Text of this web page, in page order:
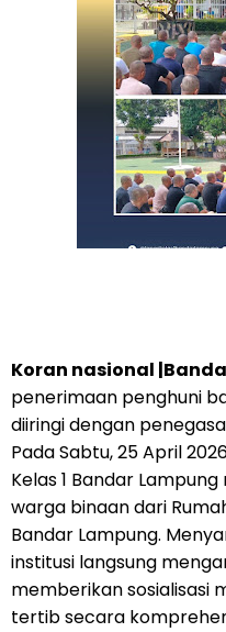
Koran nasional
penerimaan penghuni
diiringi dengan
Pada Sabtu, 25 April
Kelas 1 Bandar
warga binaan dari
Bandar Lampung.
institusi langsung
memberikan sosialisasi
tertib secara